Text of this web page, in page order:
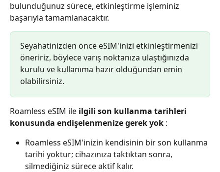
bulunduğunuz sürece, etkinleştirme işleminiz
başarıyla tamamlanacaktır.
Seyahatinizden önce eSIM'inizi etkinleştirmenizi
öneririz, böylece varış noktanıza ulaştığınızda
kurulu ve kullanıma hazır olduğundan emin
olabilirsiniz.
Roamless eSIM ile ilgili son kullanma tarihleri
konusunda endişelenmenize gerek yok :
Roamless eSIM'inizin kendisinin bir son kullanma
tarihi yoktur; cihazınıza taktıktan sonra,
silmediğiniz sürece aktif kalır.